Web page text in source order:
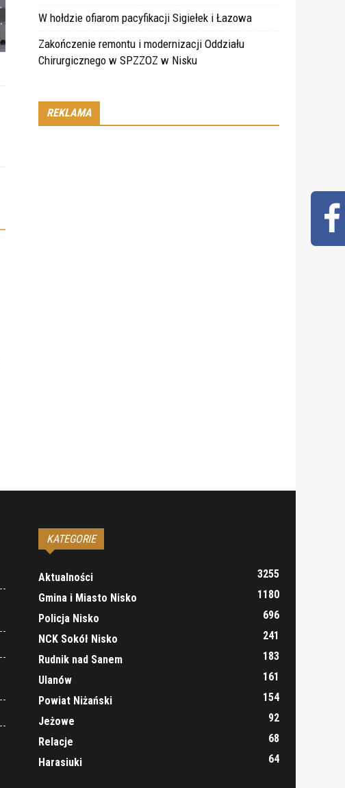
W hołdzie ofiarom pacyfikacji Sigiełek i Łazowa
Zakończenie remontu i modernizacji Oddziału
Chirurgicznego w SPZZOZ w Nisku
REKLAMA
KATEGORIE
Aktualności
3255
Gmina i Miasto Nisko
1180
Policja Nisko
696
NCK Sokół Nisko
241
Rudnik nad Sanem
183
Ulanów
161
Powiat Niżański
154
Jeżowe
92
Relacje
68
Harasiuki
64